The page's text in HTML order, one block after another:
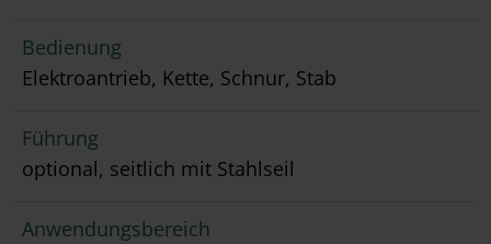
Bedienung
Elektroantrieb, Kette, Schnur, Stab
Führung
optional, seitlich mit Stahlseil
Anwendungsbereich